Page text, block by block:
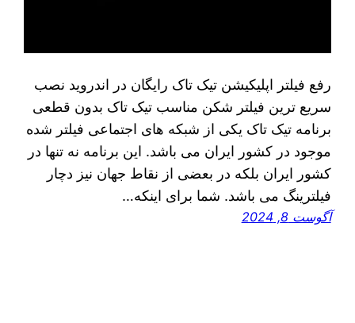
رفع فیلتر اپلیکیشن تیک تاک رایگان در اندروید نصب
سریع ترین فیلتر شکن مناسب تیک تاک بدون قطعی
برنامه تیک تاک یکی از شبکه‌ های اجتماعی فیلتر شده
موجود در کشور ایران می‌ باشد. این برنامه نه تنها در
کشور ایران بلکه در بعضی از نقاط جهان نیز دچار
فیلترینگ می‌ باشد. شما برای اینکه…
آگوست 8, 2024